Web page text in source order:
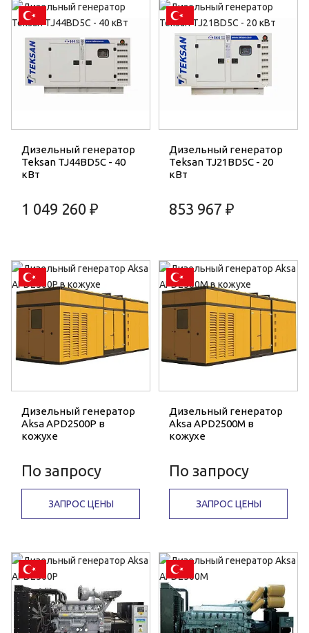
Дизельный генератор
Teksan TJ44BD5C - 40
кВт
1 049 260 ₽
Дизельный генератор
Teksan TJ21BD5C - 20
кВт
853 967 ₽
Дизельный генератор
Aksa APD2500P в
кожухе
По запросу
ЗАПРОС ЦЕНЫ
Дизельный генератор
Aksa APD2500M в
кожухе
По запросу
ЗАПРОС ЦЕНЫ